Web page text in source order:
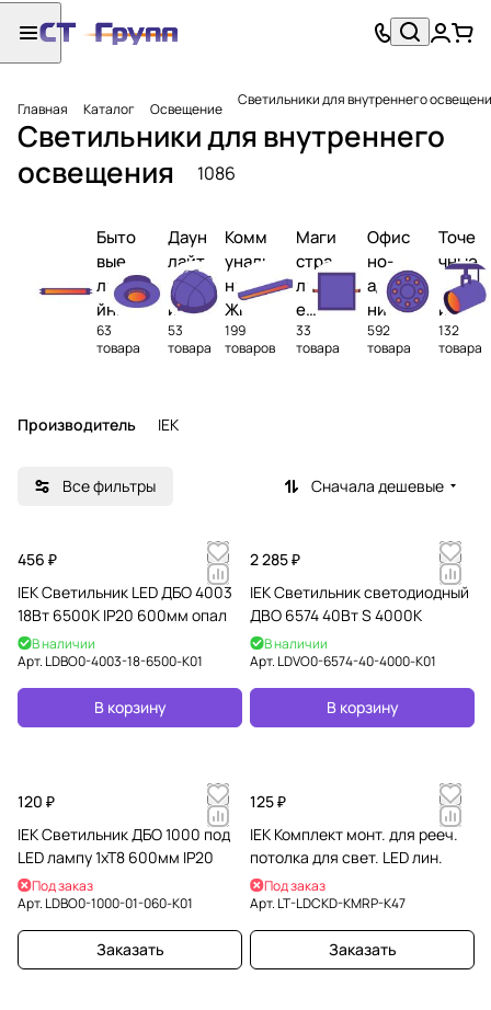
Главная Каталог Освещение Светильники для внутреннего
Светильники для внутреннего
освещения
1086
Быто
вые
лине
йные
свет
ильн
63
товара
Даун
лайт
свет
ильн
ики
53
товара
Комм
уналь
ные и
ЖКХ
свети
льник
199
товаров
Маги
стра
льны
е
лине
йные
33
товара
Офис
но-
адми
нист
рати
вные
592
товара
Точе
чные
свет
ильн
ики
132
товара
Производитель IEK
Все фильтры Сначала дешевые
456 ₽
IEK Светильник LED ДБО 4003
18Вт 6500К IP20 600мм опал
В наличии
Арт. LDBO0-4003-18-6500-K01
В корзину
2 285 ₽
IEK Светильник светодиодный
ДВО 6574 40Вт S 4000К
В наличии
Арт. LDVO0-6574-40-4000-K01
В корзину
120 ₽
IEK Светильник ДБО 1000 под
LED лампу 1хТ8 600мм IP20
Под заказ
Арт. LDBO0-1000-01-060-K01
Заказать
125 ₽
IEK Комплект монт. для рееч.
потолка для свет. LED лин.
Под заказ
Арт. LT-LDCKD-KMRP-K47
Заказать